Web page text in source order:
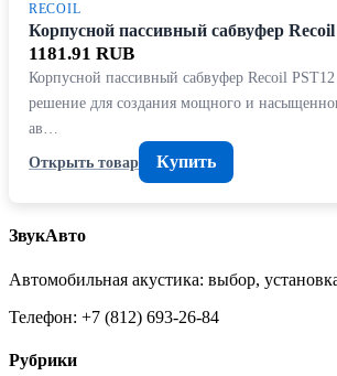
RECOIL
Корпусной пассивный сабвуфер
1181.91 RUB
Корпусной пассивный сабвуфер Recoil
решение для создания мощного и
ав…
Открыть товар
Купить
ЗвукАвто
Автомобильная акустика: выбор,
Телефон: +7 (812) 693-26-84
Рубрики